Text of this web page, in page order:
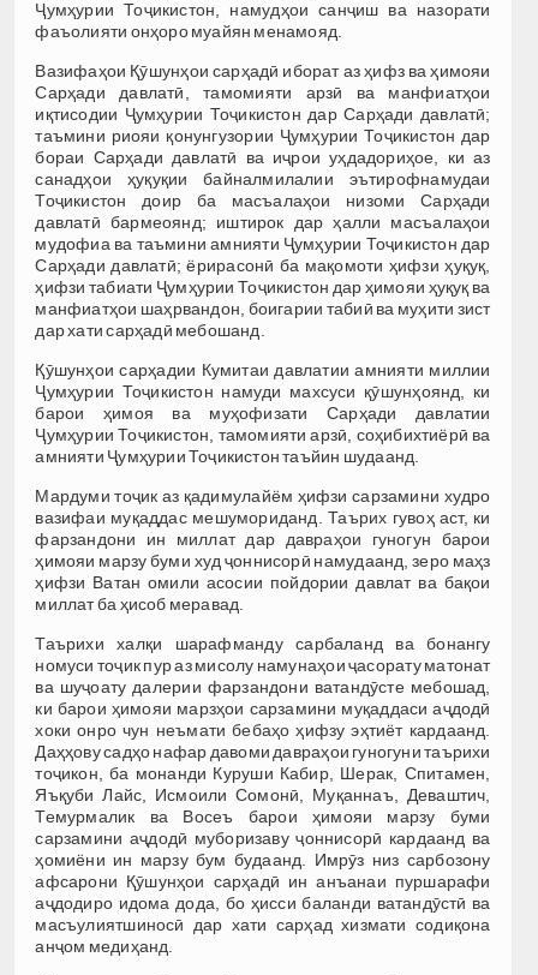
Ҷумҳурии Тоҷикистон, намудҳои санҷиш ва назорати
фаъолияти онҳоро муайян менамояд.
Вазифаҳои Қӯшунҳои сарҳадӣ иборат аз ҳифз ва ҳимояи
Сарҳади давлатӣ, тамомияти арзӣ ва манфиатҳои
иқтисодии Ҷумҳурии Тоҷикистон дар Сарҳади давлатӣ;
таъмини риояи қонунгузории Ҷумҳурии Тоҷикистон дар
бораи Сарҳади давлатӣ ва иҷрои уҳдадориҳое, ки аз
санадҳои ҳуқуқии байналмилалии эътирофнамудаи
Тоҷикистон доир ба масъалаҳои низоми Сарҳади
давлатӣ бармеоянд; иштирок дар ҳалли масъалаҳои
мудофиа ва таъмини амнияти Ҷумҳурии Тоҷикистон дар
Сарҳади давлатӣ; ёрирасонӣ ба мақомоти ҳифзи ҳуқуқ,
ҳифзи табиати Ҷумҳурии Тоҷикистон дар ҳимояи ҳуқуқ ва
манфиатҳои шаҳрвандон, боигарии табиӣ ва муҳити зист
дар хати сарҳадӣ мебошанд.
Қӯшунҳои сарҳадии Кумитаи давлатии амнияти миллии
Ҷумҳурии Тоҷикистон намуди махсуси қӯшунҳоянд, ки
барои ҳимоя ва муҳофизати Сарҳади давлатии
Ҷумҳурии Тоҷикистон, тамомияти арзӣ, соҳибихтиёрӣ ва
амнияти Ҷумҳурии Тоҷикистон таъйин шудаанд.
Мардуми тоҷик аз қадимулайём ҳифзи сарзамини худро
вазифаи муқаддас мешумориданд. Таърих гувоҳ аст, ки
фарзандони ин миллат дар давраҳои гуногун барои
ҳимояи марзу буми худ ҷоннисорӣ намудаанд, зеро маҳз
ҳифзи Ватан омили асосии пойдории давлат ва бақои
миллат ба ҳисоб меравад.
Таърихи халқи шарафманду сарбаланд ва бонангу
номуси тоҷик пур аз мисолу намунаҳои ҷасорату матонат
ва шуҷоату далерии фарзандони ватандӯсте мебошад,
ки барои ҳимояи марзҳои сарзамини муқаддаси аҷдодӣ
хоки онро чун неъмати бебаҳо ҳифзу эҳтиёт кардаанд.
Даҳҳову садҳо нафар давоми давраҳои гуногуни таърихи
тоҷикон, ба монанди Куруши Кабир, Шерак, Спитамен,
Яъқуби Лайс, Исмоили Сомонӣ, Муқаннаъ, Деваштич,
Темурмалик ва Восеъ барои ҳимояи марзу буми
сарзамини аҷдодӣ муборизаву ҷоннисорӣ кардаанд ва
ҳомиёни ин марзу бум будаанд. Имрӯз низ сарбозону
афсарони Қӯшунҳои сарҳадӣ ин анъанаи пуршарафи
аҷдодиро идома дода, бо ҳисси баланди ватандӯстӣ ва
масъулиятшиносӣ дар хати сарҳад хизмати содиқона
анҷом медиҳанд.